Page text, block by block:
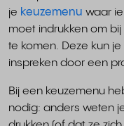
je keuzemenu waar
moet indrukken om
te komen. Deze kun
inspreken door een
Bij een keuzemenu
nodig: anders weten